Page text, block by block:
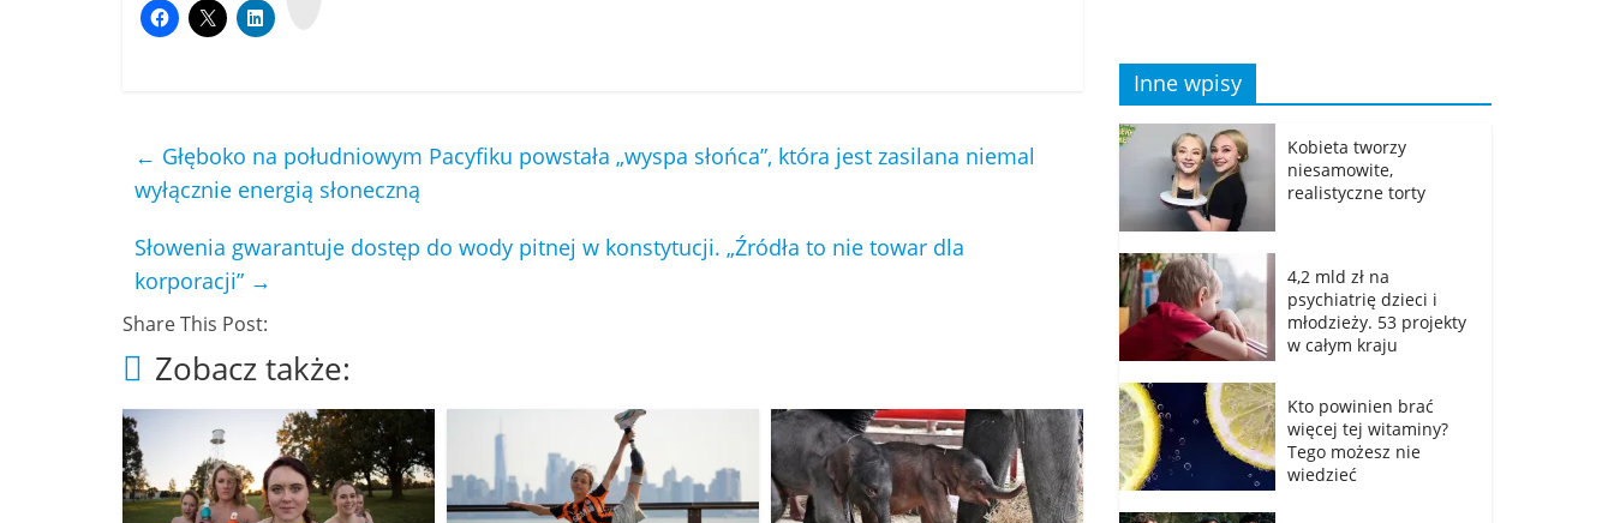
← Głęboko na południowym Pacyfiku powstała „wyspa słońca”, która jest zasilana niemal
wyłącznie energią słoneczną
Słowenia gwarantuje dostęp do wody pitnej w konstytucji. „Źródła to nie towar dla
korporacji” →
Share This Post:
Zobacz także:
Inne wpisy
Kobieta tworzy
niesamowite,
realistyczne torty
4,2 mld zł na
psychiatrię dzieci i
młodzieży. 53 projekty
w całym kraju
Kto powinien brać
więcej tej witaminy?
Tego możesz nie
wiedzieć